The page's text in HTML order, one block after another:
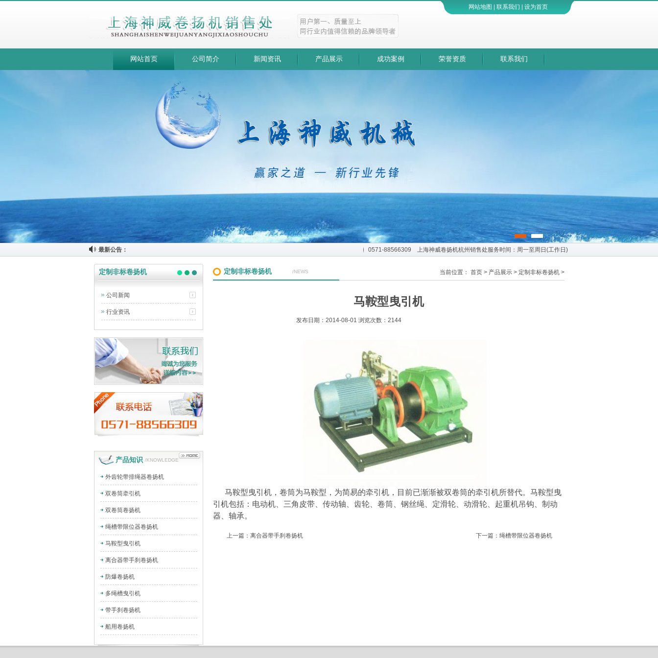
网站地图 联系我们 设为首页
网站首页 公司简介 新闻资讯 产品展示 成功案例 荣誉资质 联系我们
最新公告：
0571-88566309 上海神威卷扬机杭州销售处服务时间：周一至周日(工作日)
定制非标卷扬机
公司新闻
行业资讯
产品知识 /KNOWLEDGE
外齿轮带排绳器卷扬机
双卷筒牵引机
双卷筒卷扬机
绳槽带限位器卷扬机
马鞍型曳引机
离合器带手刹卷扬机
防爆卷扬机
多绳槽曳引机
带手刹卷扬机
船用卷扬机
定制非标卷扬机 /NEWS 当前位置： 首页 > 产品展示 > 定制非标卷扬机 >
马鞍型曳引机
发布日期：2014-08-01 浏览次数： 2144
马鞍型曳引机，卷筒为马鞍型，为简易的牵引机，目前已渐渐被双卷筒的牵引机所替代。马鞍型曳
引机包括：电动机、三角皮带、传动轴、齿轮、卷筒、钢丝绳、定滑轮、动滑轮、起重机吊钩、制动
器、轴承。
下一篇： 绳槽带限位器卷扬机
上一篇： 离合器带手刹卷扬机